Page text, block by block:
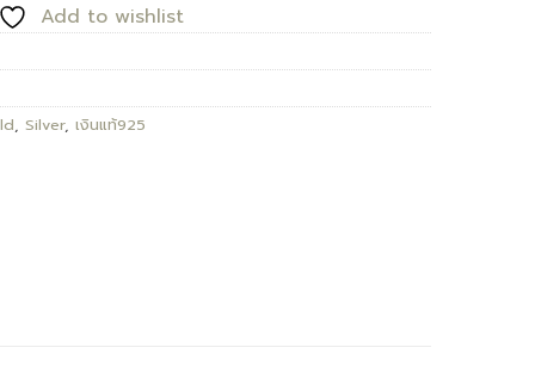
Add to wishlist
, Silver, เงินแท้925